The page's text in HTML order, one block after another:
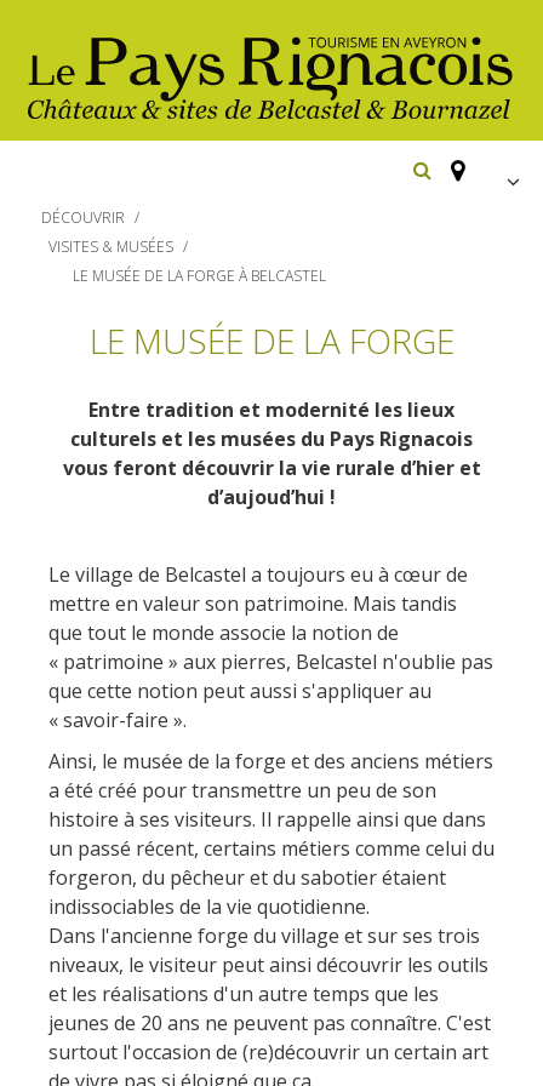
imprescindibles
Belcastel: pueblo y castillo
Bournazel: pueblo y castillo
Los parajes
El sendero etno-botanico en
Ségala "Al travers"
La zona húmeda de
Maymac
Vistas
Patrimonio y
lugares de interes
El castillo y jardín de
Bournazel
El castillo de Belcastel
La cripta de Auzits en verano
Visitas y Museos
Las visitas guiadas
El museo de Georges
Cicloturismo
náuticas, baño
Actividades
deportivas
Hoteles y centros
de vacaciones
huéspedes
Casas rurales y
de alquiler
Campings
Alojamientos
insólitos
Camping-car
La castaña
Las vinas
Las ferias y
mercados
Descubrimiento
del terruño
Recetas y
productos locales
DÉCOUVRIR
VISITES & MUSÉES
LE MUSÉE DE LA FORGE À BELCASTEL
LE MUSÉE DE LA FORGE
Entre tradition et modernité les lieux
culturels et les musées du Pays Rignacois
vous feront découvrir la vie rurale d’hier et
d’aujoud’hui !
Le village de Belcastel a toujours eu à cœur de
mettre en valeur son patrimoine. Mais tandis
que tout le monde associe la notion de
« patrimoine » aux pierres, Belcastel n'oublie pas
que cette notion peut aussi s'appliquer au
« savoir-faire ».
Ainsi, le musée de la forge et des anciens métiers
a été créé pour transmettre un peu de son
histoire à ses visiteurs. Il rappelle ainsi que dans
un passé récent, certains métiers comme celui du
forgeron, du pêcheur et du sabotier étaient
indissociables de la vie quotidienne.
Dans l'ancienne forge du village et sur ses trois
niveaux, le visiteur peut ainsi découvrir les outils
et les réalisations d'un autre temps que les
jeunes de 20 ans ne peuvent pas connaître. C'est
surtout l'occasion de (re)découvrir un certain art